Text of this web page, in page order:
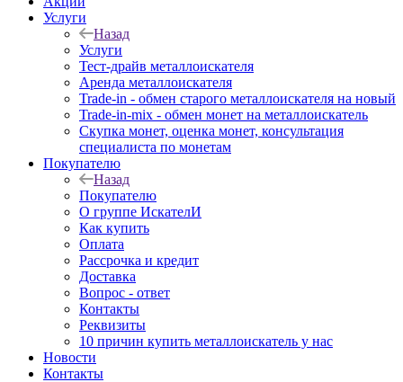
Услуги
Назад
Услуги
Тест-драйв металлоискателя
Аренда металлоискателя
Trade-in - обмен старого металлоискателя на новый
Trade-in-mix - обмен монет на металлоискатель
Скупка монет, оценка монет, консультация
специалиста по монетам
Покупателю
Назад
Покупателю
О группе ИскателИ
Как купить
Оплата
Рассрочка и кредит
Доставка
Вопрос - ответ
Контакты
Реквизиты
10 причин купить металлоискатель у нас
Новости
Контакты